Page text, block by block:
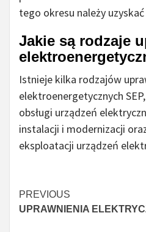
tego okresu należy
Jakie są rodzaje
Istnieje kilka rodzajów
elektroenergetycznych
obsługi urządzeń
instalacji i modernizacji
eksploatacji urządzeń
Continue
Reading
PREVIOUS
UPRAWNIENIA